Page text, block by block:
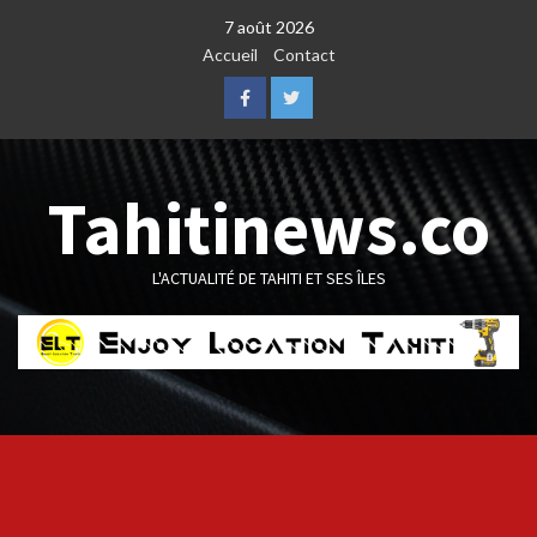
7 août 2026
Accueil
Contact
FacebookTwitter
Tahitinews.co
L'ACTUALITÉ DE TAHITI ET SES ÎLES